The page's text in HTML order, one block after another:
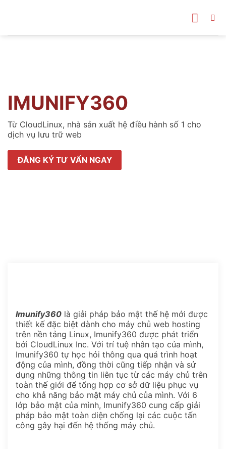
dung
IMUNIFY360
Từ CloudLinux, nhà sản xuất hệ điều hành số 1 cho
dịch vụ lưu trữ web
ĐĂNG KÝ TƯ VẤN NGAY
Imunify360 là giải pháp bảo mật thế hệ mới được
thiết kế đặc biệt dành cho máy chủ web hosting
trên nền tảng Linux, Imunify360 được phát triển
bởi CloudLinux Inc. Với trí tuệ nhân tạo của mình,
Imunify360 tự học hỏi thông qua quá trình hoạt
động của mình, đồng thời cũng tiếp nhận và sử
dụng những thông tin liên tục từ các máy chủ trên
toàn thế giới để tổng hợp cơ sở dữ liệu phục vụ
cho khả năng bảo mật máy chủ của mình. Với 6
lớp bảo mật của mình, Imunify360 cung cấp giải
pháp bảo mật toàn diện chống lại các cuộc tấn
công gây hại đến hệ thống máy chủ.